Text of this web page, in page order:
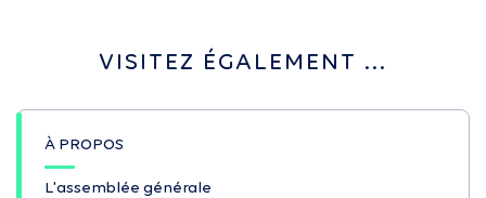
VISITEZ ÉGALEMENT ...
référence
À PROPOS
L'assemblée générale